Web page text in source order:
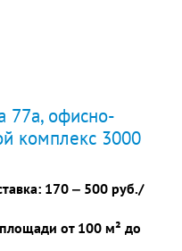
77а, офисно-
комплекс 3000
170 ‒ 500 руб./
от 100 м² до